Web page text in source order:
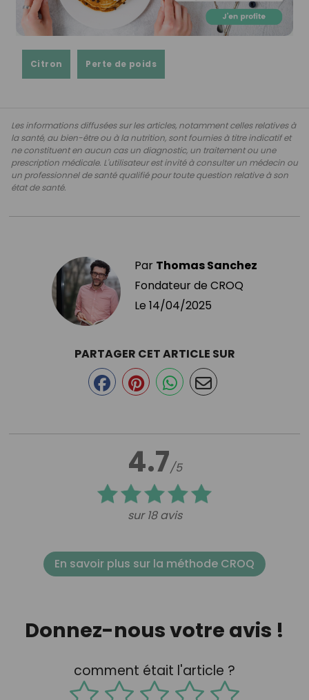
Citron Perte de poids
Les informations diffusées sur les articles, notamment celles relatives à
la santé, au bien-être ou à la nutrition, sont fournies à titre indicatif et
ne constituent en aucun cas un diagnostic, un traitement ou une
prescription médicale. L'utilisateur est invité à consulter un médecin ou
un professionnel de santé qualifié pour toute question relative à son
état de santé.
Par Thomas Sanchez
Fondateur de CROQ
Le 14/04/2025
4.7/5
sur 18 avis
PARTAGER CET ARTICLE SUR
En savoir plus sur la méthode CROQ
Donnez-nous votre avis !
comment était l'article ?